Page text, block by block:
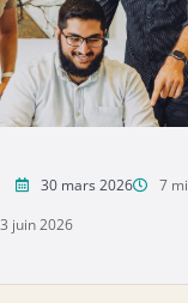
30 mars 2026
7
juin 2026